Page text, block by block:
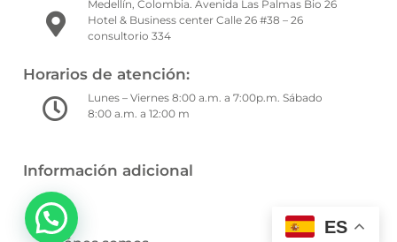
Medellín, Colombia. Avenida Las Palmas Bio 26
Hotel & Business center Calle 26 #38 – 26
consultorio 334
Horarios de atención:
Lunes – Viernes 8:00 a.m. a 7:00p.m. Sábado
8:00 a.m. a 12:00 m
Información adicional
Blog
ES